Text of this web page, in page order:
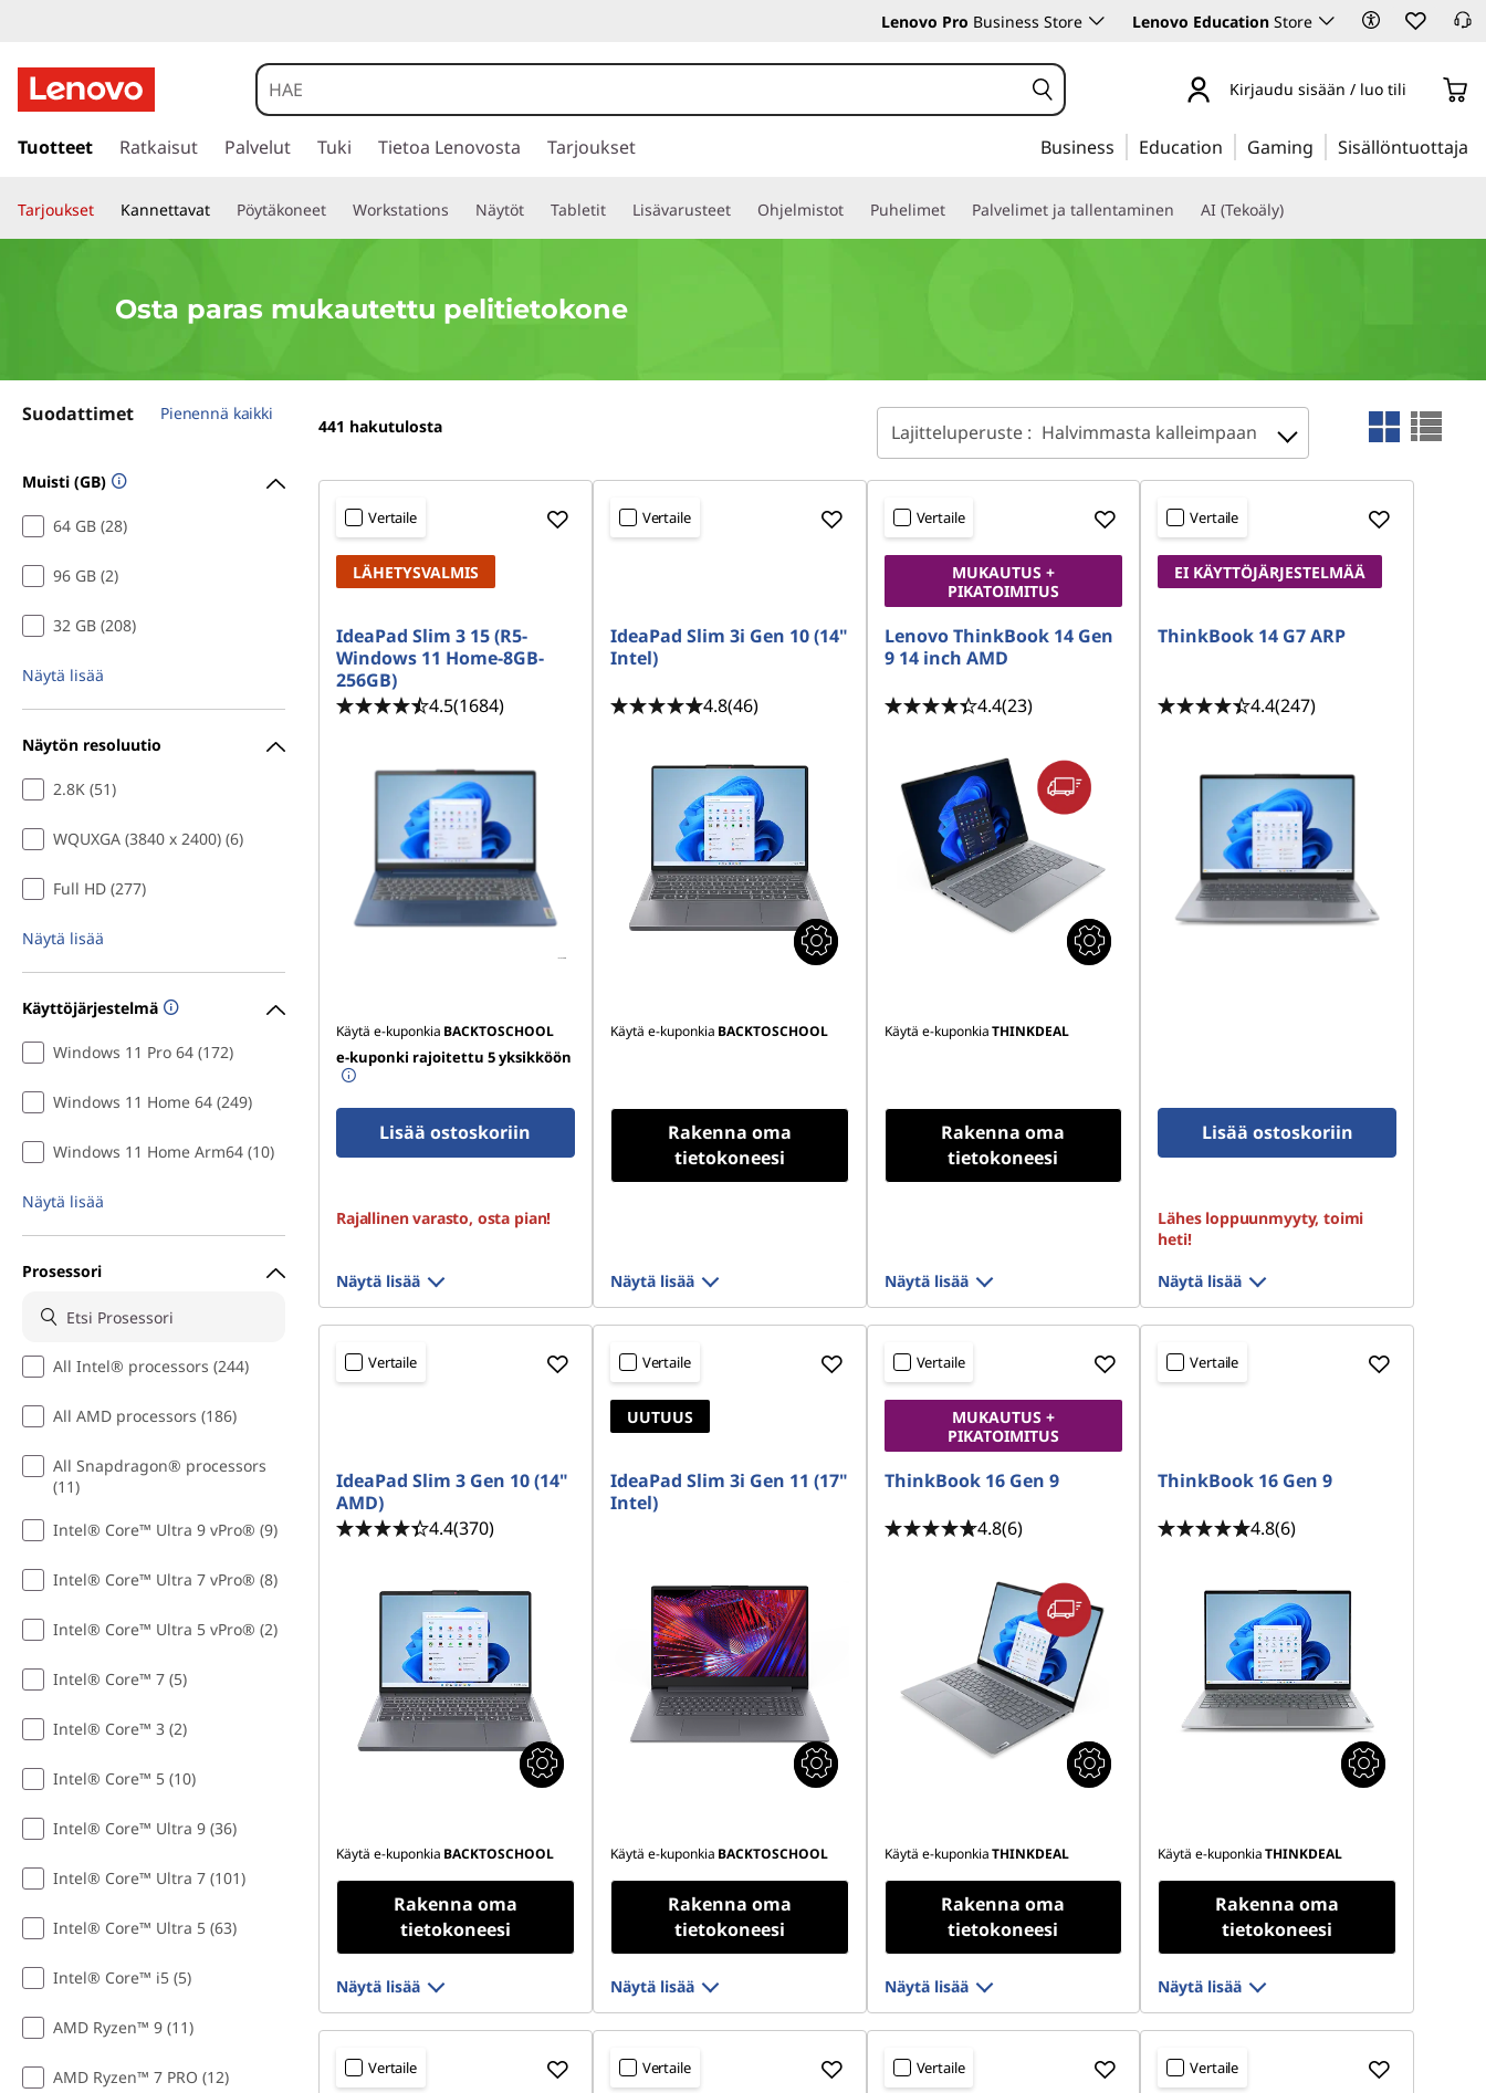
u
k
u
u
m
Lenovo Pro Business Store Lenovo Education Store
i
r
y
ä
ö
ö
n
Kirjaudu sisään / luo tili
Tuotteet Ratkaisut Palvelut Tuki Tietoa Lenovosta Tarjoukset Business Education Gaming Sisällöntuottaja
Tarjoukset Kannettavat Pöytäkoneet Workstations Näytöt Tabletit Lisävarusteet Ohjelmistot Puhelimet Palvelimet ja tallentaminen AI (Tekoäly)
Osta paras mukautettu pelitietokone
Suodattimet Pienennä kaikki
Muisti (GB)
64 GB (28)
96 GB (2)
32 GB (208)
Näytä lisää
Näytön resoluutio
2.8K (51)
WQUXGA (3840 x 2400) (6)
Full HD (277)
Näytä lisää
Käyttöjärjestelmä
Windows 11 Pro 64 (172)
Windows 11 Home 64 (249)
Windows 11 Home Arm64 (10)
Näytä lisää
Prosessori
All Intel® processors (244)
All AMD processors (186)
All Snapdragon® processors
(11)
Intel® Core™ Ultra 9 vPro® (9)
Intel® Core™ Ultra 7 vPro® (8)
Intel® Core™ Ultra 5 vPro® (2)
Intel® Core™ 7 (5)
Intel® Core™ 3 (2)
Intel® Core™ 5 (10)
Intel® Core™ Ultra 9 (36)
Intel® Core™ Ultra 7 (101)
Intel® Core™ Ultra 5 (63)
Intel® Core™ i5 (5)
AMD Ryzen™ 9 (11)
AMD Ryzen™ 7 PRO (12)
441 hakutulosta Lajitteluperuste : Halvimmasta kalleimpaan
Vertaile
LÄHETYSVALMIS
IdeaPad Slim 3 15 (R5-
Windows 11 Home-8GB-
256GB)
4.5(1684)
Käytä e-kuponkia BACKTOSCHOOL
e-kuponki rajoitettu 5 yksikköön
Lisää ostoskoriin
Rajallinen varasto, osta pian!
Näytä lisää
Vertaile
IdeaPad Slim 3i Gen 10 (14"
Intel)
4.8(46)
Käytä e-kuponkia BACKTOSCHOOL
Rakenna oma
tietokoneesi
Näytä lisää
Vertaile
MUKAUTUS +
PIKATOIMITUS
Lenovo ThinkBook 14 Gen
9 14 inch AMD
4.4(23)
Käytä e-kuponkiaTHINKDEAL
Rakenna oma
tietokoneesi
Näytä lisää
Vertaile
EI KÄYTTÖJÄRJESTELMÄÄ
ThinkBook 14 G7 ARP
4.4(247)
Lisää ostoskoriin
Lähes loppuunmyyty, toimi
heti!
Näytä lisää
Vertaile
IdeaPad Slim 3 Gen 10 (14"
AMD)
4.4(370)
Käytä e-kuponkia BACKTOSCHOOL
Rakenna oma
tietokoneesi
Näytä lisää
Vertaile
UUTUUS
IdeaPad Slim 3i Gen 11 (17"
Intel)
Käytä e-kuponkia BACKTOSCHOOL
Rakenna oma
tietokoneesi
Näytä lisää
Vertaile
MUKAUTUS +
PIKATOIMITUS
ThinkBook 16 Gen 9
4.8(6)
Käytä e-kuponkiaTHINKDEAL
Rakenna oma
tietokoneesi
Näytä lisää
Vertaile
ThinkBook 16 Gen 9
4.8(6)
Käytä e-kuponkiaTHINKDEAL
Rakenna oma
tietokoneesi
Näytä lisää
Vertaile Vertaile Vertaile Vertaile